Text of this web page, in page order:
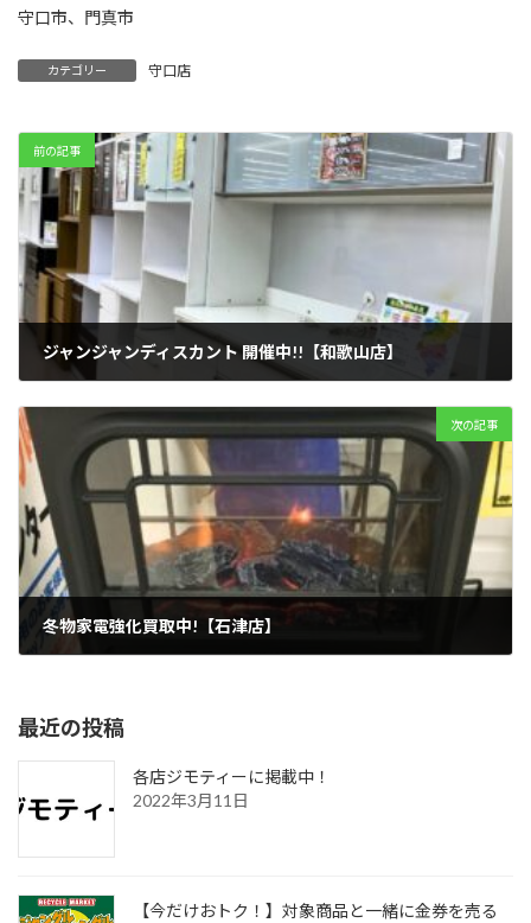
守口市、門真市
カテゴリー 守口店
前の記事
ジャンジャンディスカント 開催中!!【和歌山店】
次の記事
冬物家電強化買取中!【石津店】
最近の投稿
各店ジモティーに掲載中！
2022年3月11日
【今だけおトク！】対象商品と一緒に金券を売る